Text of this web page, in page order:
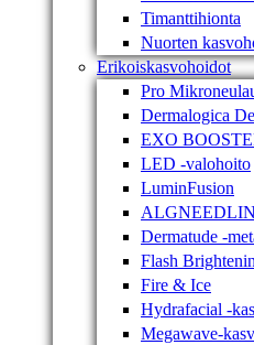
Timanttihionta
Nuorten
Erikoiskasvohoidot
Pro
Dermalogica
EXO
LED -valohoito
LuminFusion
Dermatude -
Flash
Fire & Ice
Hydrafacial -
Megawave-